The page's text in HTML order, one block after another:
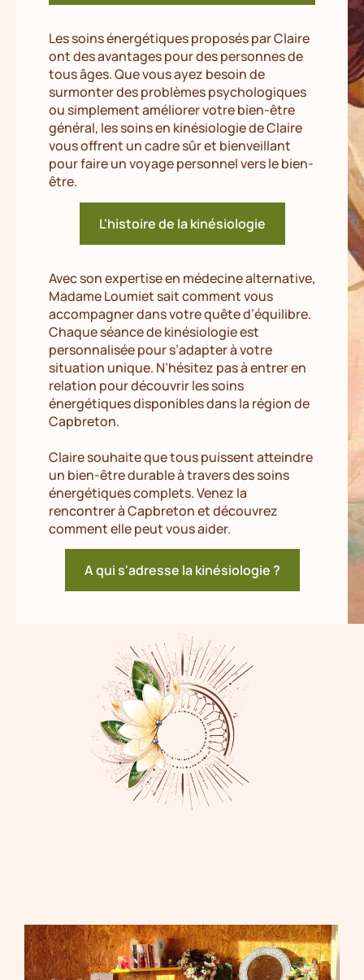
Les soins énergétiques proposés par Claire
ont des avantages pour des personnes de
tous âges. Que vous ayez besoin de
surmonter des problèmes psychologiques
ou simplement améliorer votre bien-être
général, les soins en kinésiologie de Claire
vous offrent un cadre sûr et bienveillant
pour faire un voyage personnel vers le bien-
être.
L'histoire de la kinésiologie
Avec son expertise en médecine alternative,
Madame Loumiet sait comment vous
accompagner dans votre quête d’équilibre.
Chaque séance de kinésiologie est
personnalisée pour s’adapter à votre
situation unique. N’hésitez pas à entrer en
relation pour découvrir les soins
énergétiques disponibles dans la région de
Capbreton.
Claire souhaite que tous puissent atteindre
un bien-être durable à travers des soins
énergétiques complets. Venez la
rencontrer à Capbreton et découvrez
comment elle peut vous aider.
A qui s'adresse la kinésiologie ?